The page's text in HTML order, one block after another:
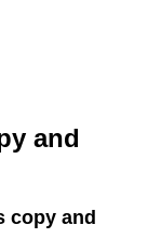
and
copy and